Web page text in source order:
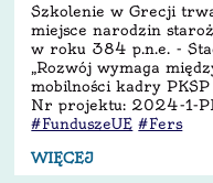
Szkolenie w Grecji
miejsce narodzin
w roku 384 p.n.e. -
„Rozwój wymaga
mobilności kadry
Nr projektu: 2024-1-
#FunduszeUE #Fers
WIĘCEJ